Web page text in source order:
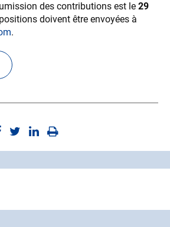
des contributions est le 29
doivent être envoyées à
.